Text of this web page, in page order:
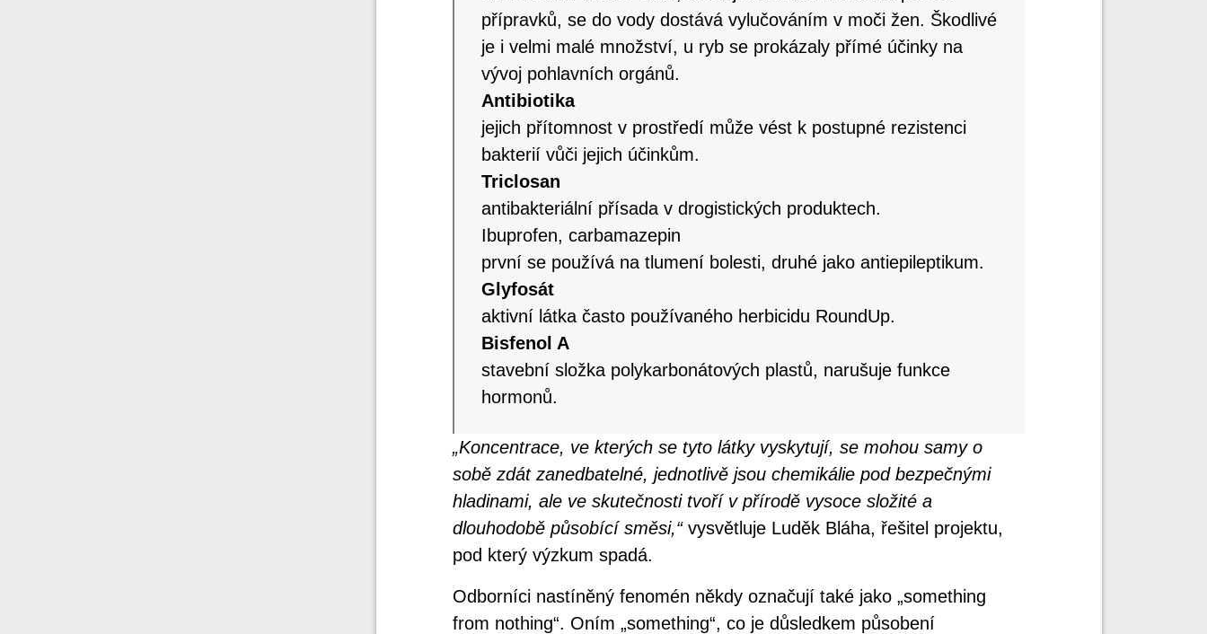
přípravků, se do vody dostává vylučováním v moči žen. Škodlivé
je i velmi malé množství, u ryb se prokázaly přímé účinky na
vývoj pohlavních orgánů.
Antibiotika
jejich přítomnost v prostředí může vést k postupné rezistenci
bakterií vůči jejich účinkům.
Triclosan
antibakteriální přísada v drogistických produktech.
Ibuprofen, carbamazepin
první se používá na tlumení bolesti, druhé jako antiepileptikum.
Glyfosát
aktivní látka často používaného herbicidu RoundUp.
Bisfenol A
stavební složka polykarbonátových plastů, narušuje funkce
hormonů.
„Koncentrace, ve kterých se tyto látky vyskytují, se mohou samy o
sobě zdát zanedbatelné, jednotlivě jsou chemikálie pod bezpečnými
hladinami, ale ve skutečnosti tvoří v přírodě vysoce složité a
dlouhodobě působící směsi,“vysvětluje Luděk Bláha, řešitel projektu,
pod který výzkum spadá.
Odborníci nastíněný fenomén někdy označují také jako „something
from nothing“. Oním „something“, co je důsledkem působení